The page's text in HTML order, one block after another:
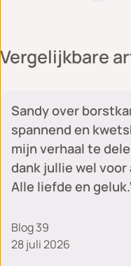
Vergelijkbare
Sandy's blog
Sandy over
spannend en
mijn verhaal te
dank jullie wel
Alle liefde en
Blog 39
28 juli 2026